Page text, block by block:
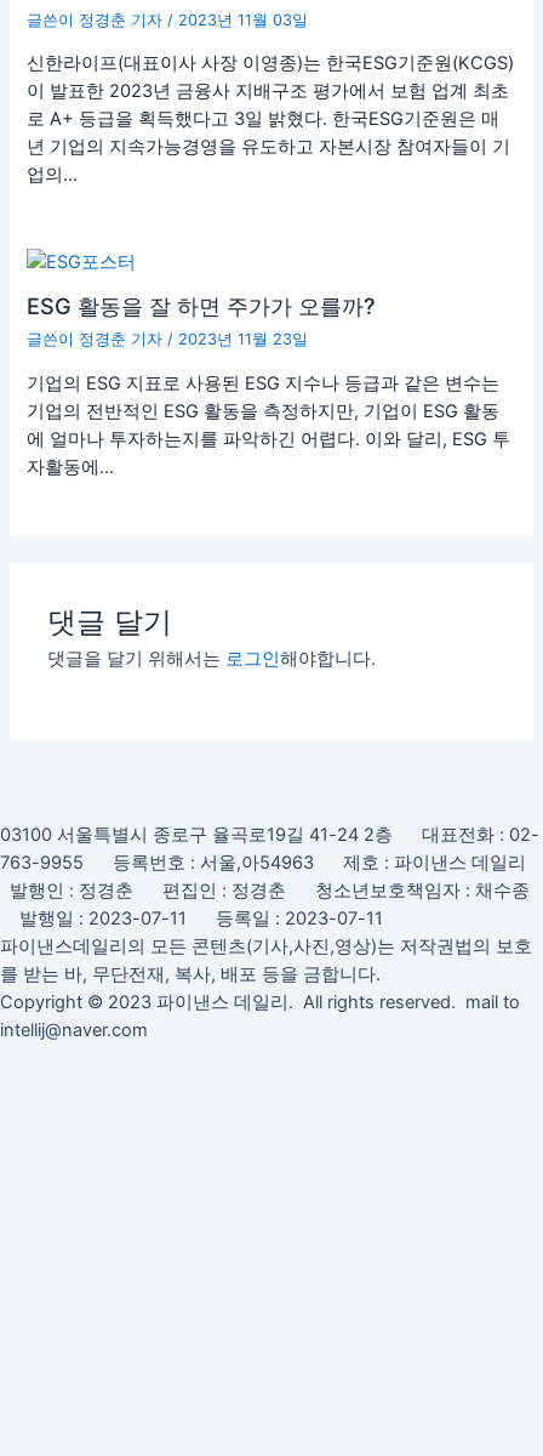
글쓴이 정경춘 기자 / 2023년 11월 03일
신한라이프(대표이사 사장 이영종)는 한국ESG기준원(KCGS)
이 발표한 2023년 금융사 지배구조 평가에서 보험 업계 최초
로 A+ 등급을 획득했다고 3일 밝혔다. 한국ESG기준원은 매
년 기업의 지속가능경영을 유도하고 자본시장 참여자들이 기
업의…
ESG 활동을 잘 하면 주가가 오를까?
글쓴이 정경춘 기자/ 2023년 11월 23일
기업의 ESG 지표로 사용된 ESG 지수나 등급과 같은 변수는
기업의 전반적인 ESG 활동을 측정하지만, 기업이 ESG 활동
에 얼마나 투자하는지를 파악하긴 어렵다. 이와 달리, ESG 투
자활동에…
댓글 달기
댓글을 달기 위해서는 로그인해야합니다.
03100 서울특별시 종로구 율곡로19길 41-24 2층 대표전화 : 02-
763-9955 등록번호 : 서울,아54963 제호 : 파이낸스 데일리
발행인 : 정경춘 편집인 : 정경춘 청소년보호책임자 : 채수종
발행일 : 2023-07-11 등록일 : 2023-07-11
파이낸스데일리의 모든 콘텐츠(기사,사진,영상)는 저작권법의 보호
를 받는 바, 무단전재, 복사, 배포 등을 금합니다.
Copyright © 2023 파이낸스 데일리. All rights reserved. mail to
intellij@naver.com